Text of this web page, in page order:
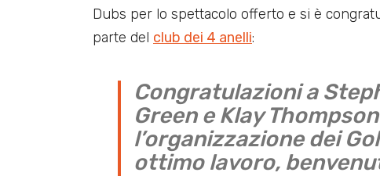
Dubs per lo spettacolo offerto e si è
parte del club dei 4 anelli:
Congratulazioni a
Green e Klay
l’organizzazione dei
ottimo lavoro,